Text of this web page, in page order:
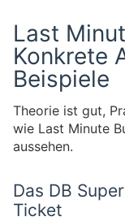
Last
Konkrete
Beispiele
Theorie ist gut,
wie Last Minute
aussehen.
Das DB
Ticket